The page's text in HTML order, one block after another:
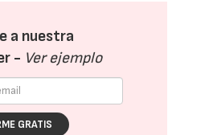
a nuestra
- Ver ejemplo
GRATIS